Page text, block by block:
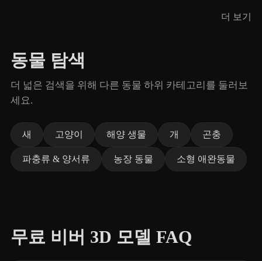
더 보기
동물 탐색
더 넓은 검색을 위해 다른 동물 하위 카테고리를 둘러보
세요.
새 고양이 해양 생물 개 곤충
파충류 & 양서류 농장 동물 소형 애완동물
무료 비버 3D 모델 FAQ